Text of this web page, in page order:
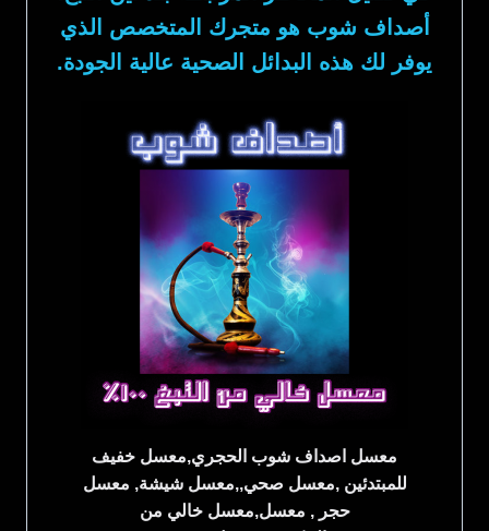
يوفر لك هذه البدائل الصحية عالية الجودة.
معسل اصداف شوب الحجري,معسل خفيف
للمبتدئين ,معسل صحي,,معسل شيشة, معسل
حجر , معسل,معسل خالي من